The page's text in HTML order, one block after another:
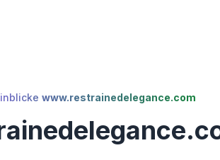
www.restrainedelegance.com